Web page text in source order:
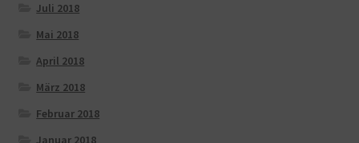
Juli 2018
Mai 2018
April 2018
März 2018
Februar 2018
Januar 2018